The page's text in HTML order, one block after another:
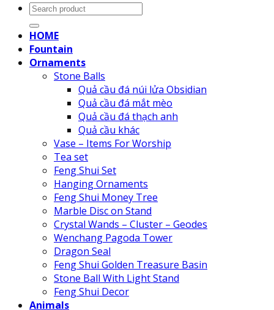
Search
for:
HOME
Fountain
Ornaments
Stone Balls
Quả cầu đá núi lửa Obsidian
Quả cầu đá mắt mèo
Quả cầu đá thạch anh
Quả cầu khác
Vase – Items For Worship
Tea set
Feng Shui Set
Hanging Ornaments
Feng Shui Money Tree
Marble Disc on Stand
Crystal Wands – Cluster – Geodes
Wenchang Pagoda Tower
Dragon Seal
Feng Shui Golden Treasure Basin
Stone Ball With Light Stand
Feng Shui Decor
Animals